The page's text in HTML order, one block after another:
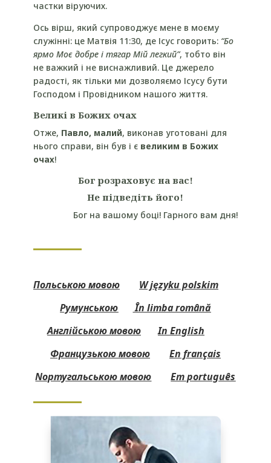
частки віруючих.
Ось вірш, який супроводжує мене в моєму
служінні: це Матвія 11:30, де Ісус говорить: “Бо
ярмо Моє добре і тягар Мій легкий”, тобто він
не важкий і не виснажливий. Це джерело
радості, як тільки ми дозволяємо Ісусу бути
Господом і Провідником нашого життя.
Великі в Божих очах
Отже, Павло, малий, виконав уготовані для
нього справи, він був і є великим в Божих
очах!
Бог розраховує на вас!
Не підведіть його!
Бог на вашому боці! Гарного вам дня!
Польською мовою
W języku polskim
Румунською
În limba română
Англійською мовою
In English
Французькою мовою
En français
Nортугальською мовою
Em português